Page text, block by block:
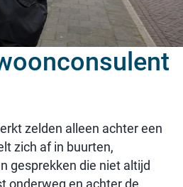
zelden alleen achter een
zich af in buurten,
gesprekken die niet altijd
onderweg en achter de